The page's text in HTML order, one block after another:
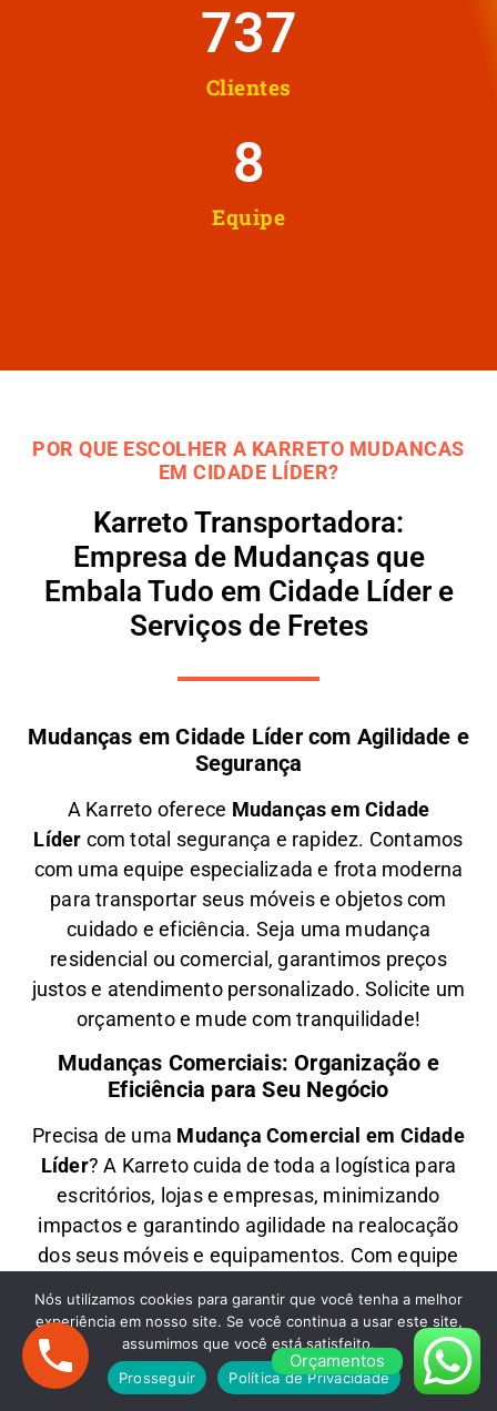
Clientes
737
Equipe
8
POR QUE ESCOLHER A KARRETO MUDANCAS
EM CIDADE LÍDER?
Karreto Transportadora:
Empresa de Mudanças que
Embala Tudo em Cidade Líder e
Serviços de Fretes
Mudanças em Cidade Líder com Agilidade e
Segurança
A Karreto oferece Mudanças em Cidade
Líder com total segurança e rapidez. Contamos
com uma equipe especializada e frota moderna
para transportar seus móveis e objetos com
cuidado e eficiência. Seja uma mudança
residencial ou comercial , garantimos preços
justos e atendimento personalizado. Solicite um
orçamento e mude com tranquilidade!
Mudanças Comerciais: Organização e
Eficiência para Seu Negócio
Precisa de uma Mudança Comercial em Cidade
Líder? A Karretocuida de toda a logística para
escritórios, lojas e empresas, minimizando
impactos e garantindo agilidade na realocação
dos seus móveis e equipamentos. Com equipe
empresavolta a operar rapidamenteno novo
endereço.
Fretes em Cidade Líder: Transporte Rápido
Orçamentos
Nós utilizamos cookies para garantir que você tenha a melhor
experiência em nosso site. Se você continua a usar este site,
assumimos que você está satisfeito.
Prosseguir
Política de Privacidade